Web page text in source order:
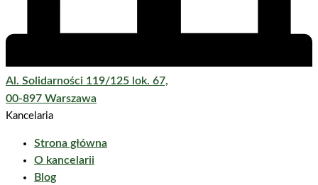
Al. Solidarności 119/125 lok. 67,
00-897 Warszawa
Kancelaria
Strona główna
O kancelarii
Blog